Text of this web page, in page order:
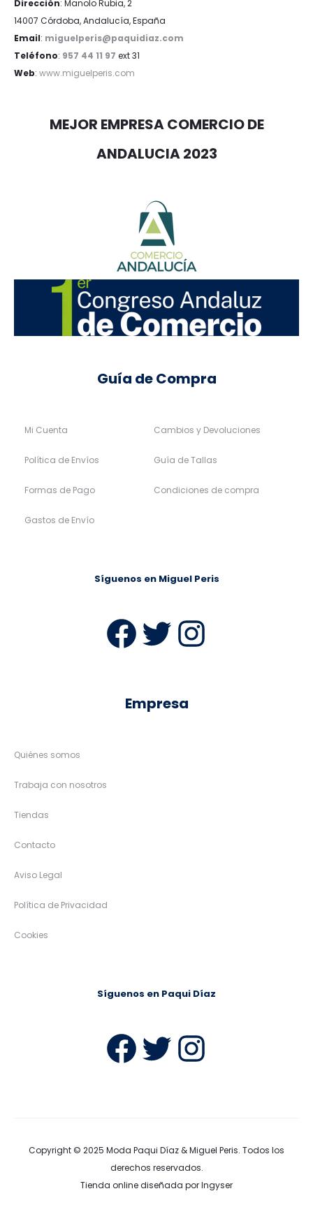
Dirección: Manolo Rubia, 2
14007 Córdoba, Andalucía, España
Email: miguelperis@paquidiaz.com
Teléfono: 957 44 11 97 ext 31
Web: www.miguelperis.com
MEJOR EMPRESA COMERCIO DE
ANDALUCIA 2023
Guía de Compra
Mi Cuenta
Política de Envíos
Formas de Pago
Gastos de Envío
Cambios y Devoluciones
Guía de Tallas
Condiciones de compra
Síguenos en Miguel Peris
Facebook
Twitter
Empresa
Quiénes somos
Trabaja con nosotros
Tiendas
Contacto
Aviso Legal
Política de Privacidad
Cookies
Síguenos en Paqui Díaz
Facebook
Twitter
Copyright © 2025 Moda Paqui Díaz & Miguel Peris. Todos los
derechos reservados.
Tienda online diseñada por Ingyser